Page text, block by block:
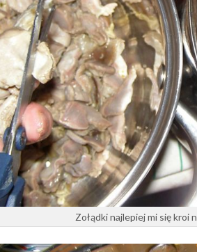
Zołądki najlepiej mi się kroi